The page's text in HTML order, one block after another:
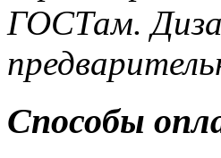
ГОСТам.
Способы